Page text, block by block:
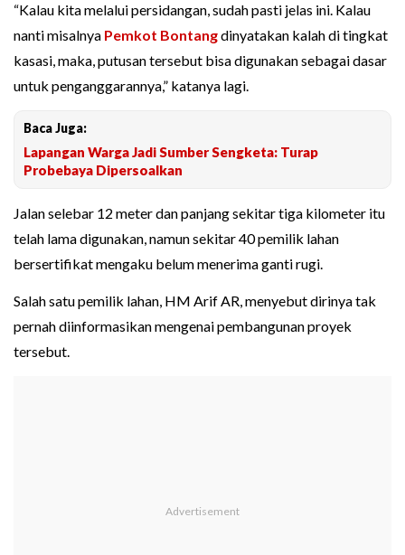
“Kalau kita melalui persidangan, sudah pasti jelas ini. Kalau
nanti misalnya Pemkot Bontangdinyatakan kalah di tingkat
kasasi, maka, putusan tersebut bisa digunakan sebagai dasar
untuk penganggarannya,” katanya lagi.
Baca Juga:
Lapangan Warga Jadi Sumber Sengketa: Turap
Probebaya Dipersoalkan
Jalan selebar 12 meter dan panjang sekitar tiga kilometer itu
telah lama digunakan, namun sekitar 40 pemilik lahan
bersertifikat mengaku belum menerima ganti rugi.
Salah satu pemilik lahan, HM Arif AR, menyebut dirinya tak
pernah diinformasikan mengenai pembangunan proyek
tersebut.